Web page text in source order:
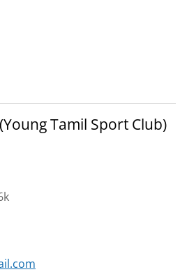
Tamil Sport Club)